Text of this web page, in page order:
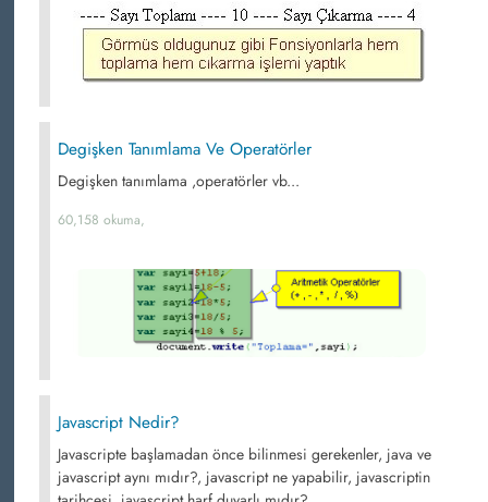
Degişken Tanımlama Ve Operatörler
Degişken tanımlama ,operatörler vb...
60,158 okuma,
Javascript Nedir?
Javascripte başlamadan önce bilinmesi gerekenler, java ve
javascript aynı mıdır?, javascript ne yapabilir, javascriptin